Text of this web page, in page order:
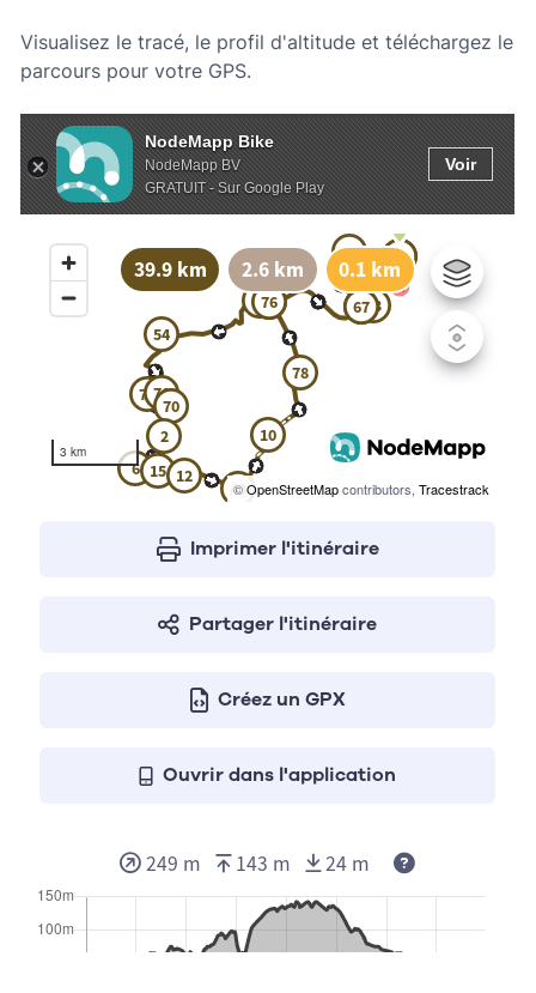
Visualisez le tracé, le profil d'altitude et téléchargez le
parcours pour votre GPS.